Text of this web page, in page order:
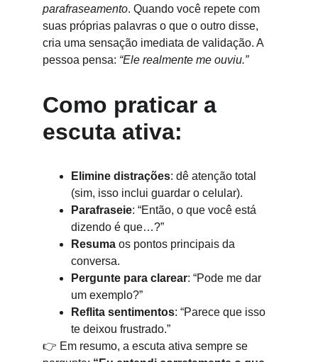
parafraseamento. Quando você repete com
suas próprias palavras o que o outro disse,
cria uma sensação imediata de validação. A
pessoa pensa: “Ele realmente me ouviu.”
Como praticar a
escuta ativa:
Elimine distrações: dê atenção total
(sim, isso inclui guardar o celular).
Parafraseie: “Então, o que você está
dizendo é que…?”
Resuma os pontos principais da
conversa.
Pergunte para clarear: “Pode me dar
um exemplo?”
Reflita sentimentos: “Parece que isso
te deixou frustrado.”
👉 Em resumo, a escuta ativa sempre se